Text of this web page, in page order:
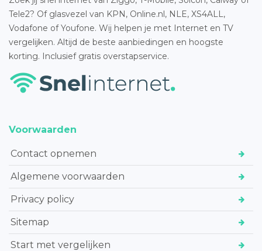
Tele2? Of glasvezel van KPN, Online.nl, NLE, XS4ALL,
Vodafone of Youfone. Wij helpen je met Internet en TV
vergelijken. Altijd de beste aanbiedingen en hoogste
korting. Inclusief gratis overstapservice.
Voorwaarden
Contact opnemen
Algemene voorwaarden
Privacy policy
Sitemap
Start met vergelijken